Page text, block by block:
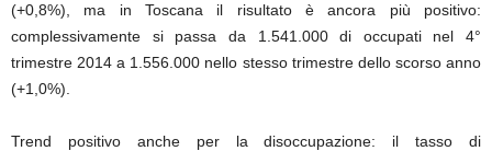
(+0,8%), ma in Toscana il risultato è ancora più positivo:
complessivamente si passa da 1.541.000 di occupati nel 4°
trimestre 2014 a 1.556.000 nello stesso trimestre dello scorso anno
(+1,0%).
Trend positivo anche per la disoccupazione: il tasso di